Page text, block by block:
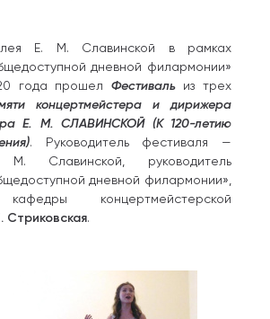
Е. М. Славинской в рамках
дневной филармонии»
года прошел
Фестивальиз трех
концертмейстера и дирижера
Е. М. СЛАВИНСКОЙ (К 120-летию
. Руководитель фестиваля —
Славинской, руководитель
дневной филармонии»,
концертмейстерской
Стриковская.